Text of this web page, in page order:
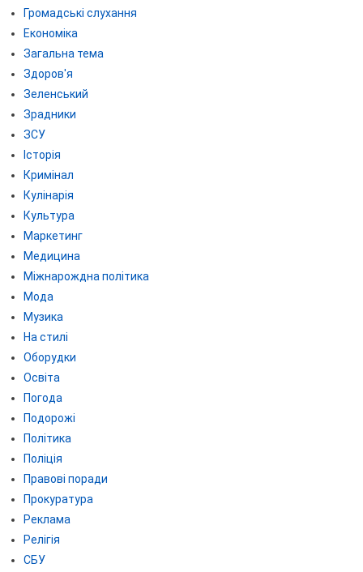
Громадські слухання
Економіка
Загальна тема
Здоров'я
Зеленський
Зрадники
ЗСУ
Історія
Кримінал
Кулінарія
Культура
Маркетинг
Медицина
Міжнарождна політика
Мода
Музика
На стилі
Оборудки
Освіта
Погода
Подорожі
Політика
Поліція
Правові поради
Прокуратура
Реклама
Релігія
СБУ